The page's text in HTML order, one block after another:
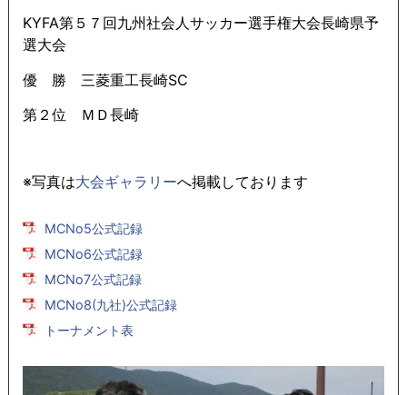
KYFA第５７回九州社会人サッカー選手権大会長崎県予
選大会
優 勝 三菱重工長崎SC
第２位 ＭＤ長崎
※写真は大会ギャラリーへ掲載しております
MCNo5公式記録
MCNo6公式記録
MCNo7公式記録
MCNo8(九社)公式記録
トーナメント表